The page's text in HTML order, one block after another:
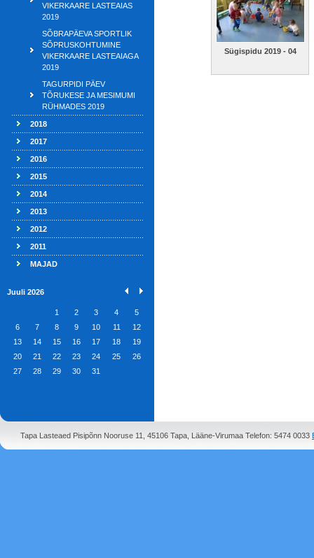
VIKERKAARE LASTEAIAS
2019
SÕBRAPÄEVA SPORTLIK
SÕPRUSKOHTUMINE
VIKERKAARE LASTEAIAGA
2019
TAGURPIDI PÄEV
TÕRUKESE JA MESIMUMI
RÜHMADES 2019
2018
2017
2016
2015
2014
2013
2012
2011
MAJAD
Juuli 2026
1 2 3 4
5
6
7 8 9 10 11
12
13
14 15 16 17 18
19
20
21 22 23 24 25
26
27
28 29 30 31
Sügispidu 2019 - 04
Tapa Lasteaed Pisipõnn Nooruse 11, 45106 Tapa, Lääne-Virumaa Telefon: 5474 0033